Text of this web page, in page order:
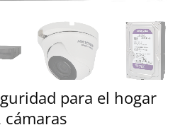
para el hogar